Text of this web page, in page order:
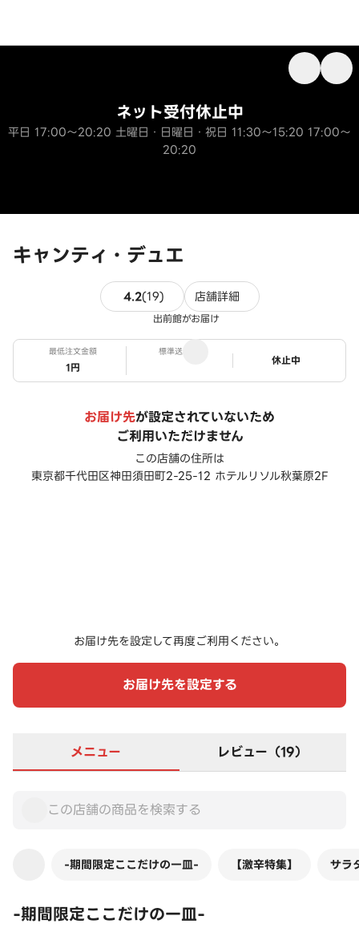
キャンティ・デュエ
ネット受付休止中
平日 17:00～20:20 土曜日・日曜日・祝日 11:30～15:20 17:00～
20:20
4.2(19)19件のレビュー
店舗詳細
出前館がお届け
最低注文金額
1円
標準送料
ステータス
休止中
お届け先が設定されていないため
ご利用いただけません
この店舗の住所は
東京都千代田区神田須田町2-25-12 ホテルリソル秋葉原2F
お届け先を設定して再度ご利用ください。
お届け先を設定する
メニュー レビュー（19）
-期間限定ここだけの一皿- 【激辛特集】 サラ
-期間限定ここだけの一皿-